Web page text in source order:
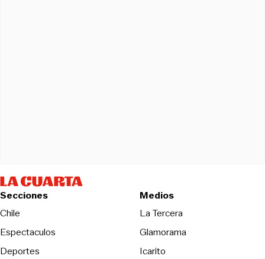
Secciones
Chile
Espectaculos
Deportes
Medios
La TerceraOpens in new
Glamorama
Icarito